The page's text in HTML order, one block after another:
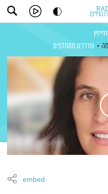
שדרנים מתחלפים
embed